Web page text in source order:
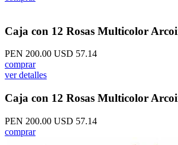
Caja con 12 Rosas Multicolor
PEN 200.00 USD 57.14
comprar
ver detalles
Caja con 12 Rosas Multicolor
PEN 200.00 USD 57.14
comprar